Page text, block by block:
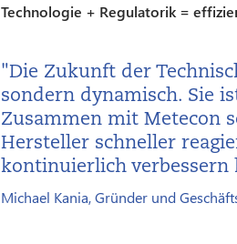
Technologie + Regulatorik =
"Die Zukunft der
sondern dynamisch. Sie
Zusammen mit Metecon
Hersteller schneller
kontinuierlich verbessern
Michael Kania, Gründer und